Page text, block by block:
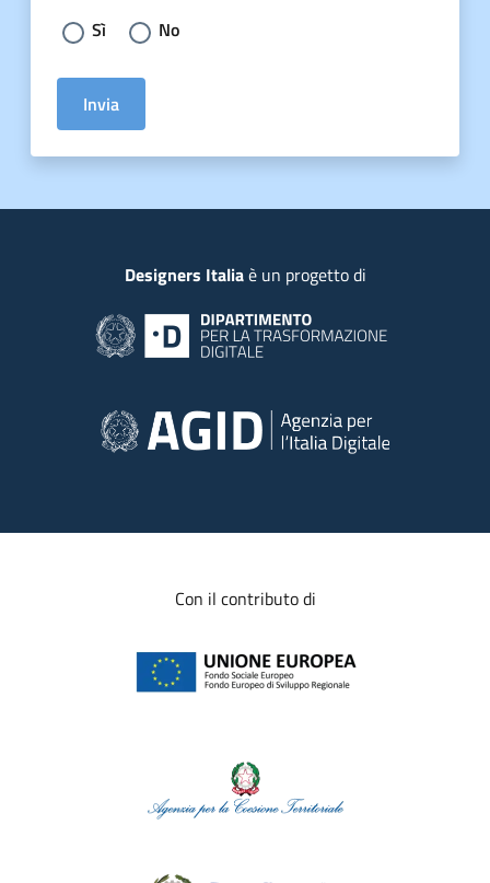
Scegli la risposta:
Sì No
Invia
Designers Italiaè un progetto di
Con il contributo di